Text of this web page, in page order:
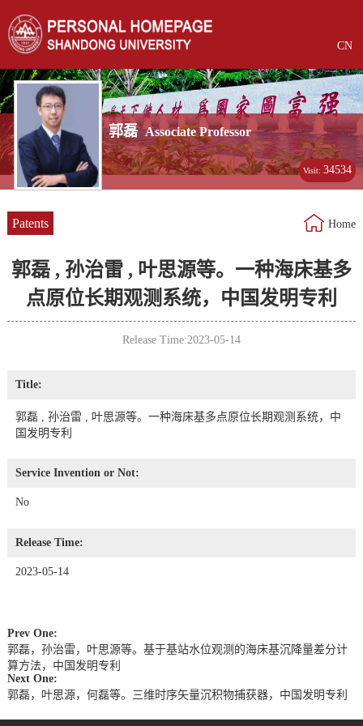
CN
郭磊 Associate Professor
Visit:34534
Patents Home
郭磊 , 孙治雷 , 叶思源等。一种海床基多
点原位长期观测系统，中国发明专利
Release Time:2023-05-14
Title:
郭磊 , 孙治雷 , 叶思源等。一种海床基多点原位长期观测系统，中
国发明专利
Service Invention or Not:
No
Release Time:
2023-05-14
Prev One:
郭磊，孙治雷，叶思源等。基于基站水位观测的海床基沉降量差分计
算方法，中国发明专利
Next One:
郭磊，叶思源，何磊等。三维时序矢量沉积物捕获器，中国发明专利